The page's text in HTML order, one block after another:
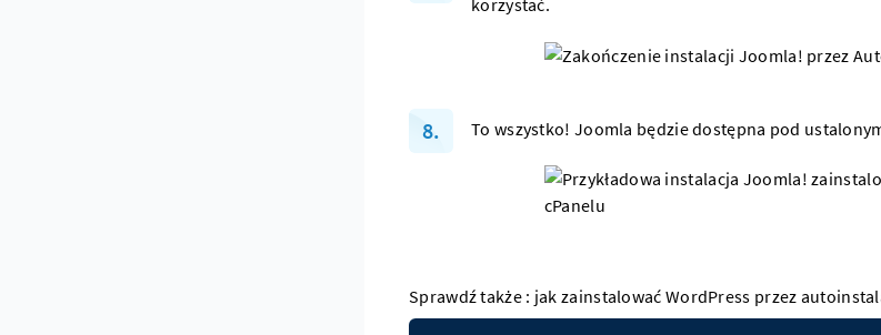
korzystać.
To wszystko! Joomla będzie dostępna pod
Sprawdź także : jak zainstalować WordPress przez